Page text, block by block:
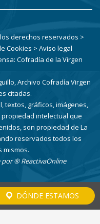
derechos reservados >
Cookies > Aviso legal
Cofradía de la Virgen
Archivo Cofradía Virgen
citadas.
textos, gráficos, imágenes,
intelectual que
son propiedad de La
reservados todos los
mismos.
por® ReactivaOnline
DÓNDE ESTAMOS